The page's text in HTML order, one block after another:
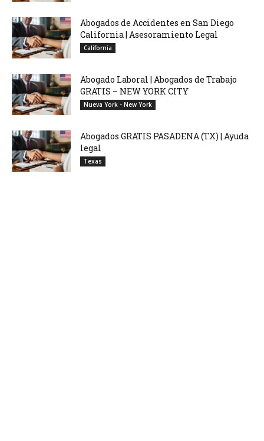
Abogados de Accidentes en San Diego
California | Asesoramiento Legal
California
Abogado Laboral | Abogados de Trabajo
GRATIS – NEW YORK CITY
Nueva York - New York
Abogados GRATIS PASADENA (TX) | Ayuda
legal
Texas